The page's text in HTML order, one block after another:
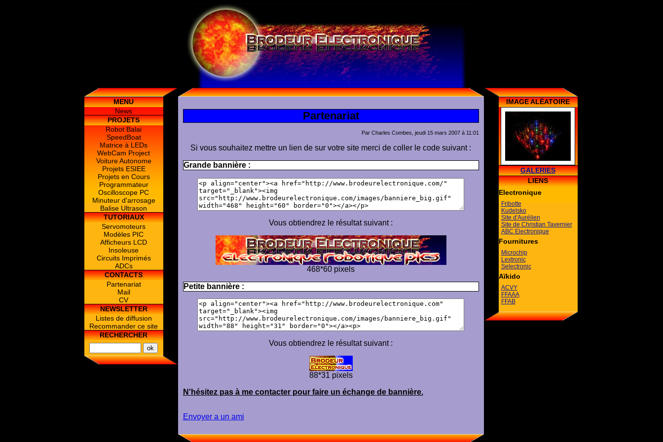
MENU
News
PROJETS
Robot Balai
SpeedBoat
Matrice à LEDs
WebCam Project
Voiture Autonome
Projets ESIEE
Projets en Cours
Programmateur
Oscilloscope PC
Minuteur d'arrosage
Balise Ultrason
TUTORIAUX
Servomoteurs
Modèles PIC
Afficheurs LCD
Insoleuse
Circuits Imprimés
ADCs
CONTACTS
Partenariat
Mail
CV
NEWSLETTER
Listes de diffusion
Recommander ce site
RECHERCHER
Partenariat
Par Charles Combes, jeudi 15 mars 2007 à 11:01
Si vous souhaitez mettre un lien de sur votre site merci de coller le code suivant :
Grande bannière :
Vous obtiendrez le résultat suivant :
468*60 pixels
Petite bannière :
Vous obtiendrez le résultat suivant :
88*31 pixels
N'hésitez pas à me contacter pour faire un échange de bannière.
Envoyer a un ami
IMAGE ALÉATOIRE
GALERIES
LIENS
Electronique
Fribotte
Kudelsko
Site d'Aurélien
Site de Christian Tavernier
ABC Electronique
Fournitures
Microchip
Lextronic
Selectronic
Aïkido
ACVY
FFAAA
FFAB